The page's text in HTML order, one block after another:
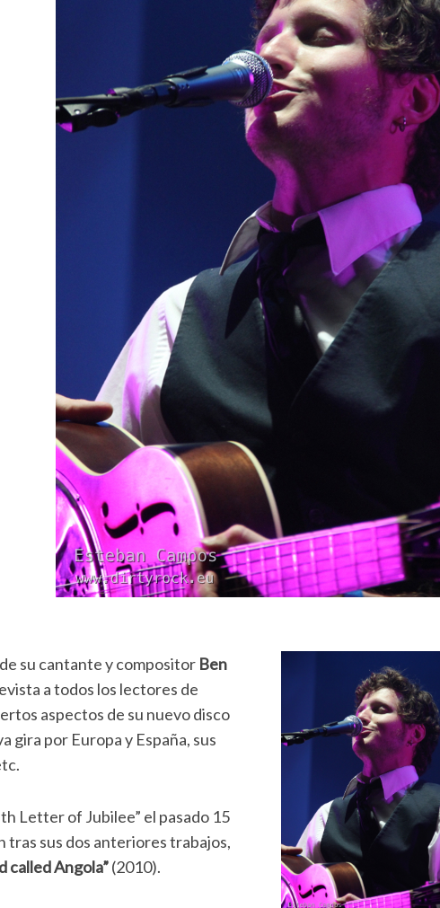
su cantante y compositor Ben
a todos los lectores de
aspectos de su nuevo disco
gira por Europa y España, sus
Letter of Jubilee” el pasado 15
tras sus dos anteriores trabajos,
called Angola”(2010).